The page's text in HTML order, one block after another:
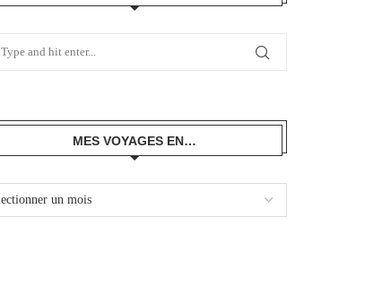
MES VOYAGES EN…